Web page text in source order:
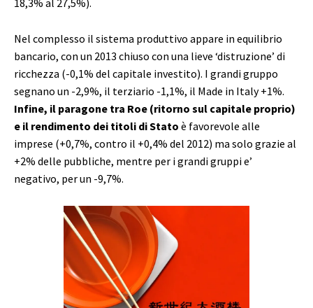
18,3% al 27,5%).
Nel complesso il sistema produttivo appare in equilibrio
bancario, con un 2013 chiuso con una lieve ‘distruzione’ di
ricchezza (-0,1% del capitale investito). I grandi gruppo
segnano un -2,9%, il terziario -1,1%, il Made in Italy +1%.
Infine, il paragone tra Roe (ritorno sul capitale proprio)
e il rendimento dei titoli di Stato è favorevole alle
imprese (+0,7%, contro il +0,4% del 2012) ma solo grazie al
+2% delle pubbliche, mentre per i grandi gruppi e’
negativo, per un -9,7%.